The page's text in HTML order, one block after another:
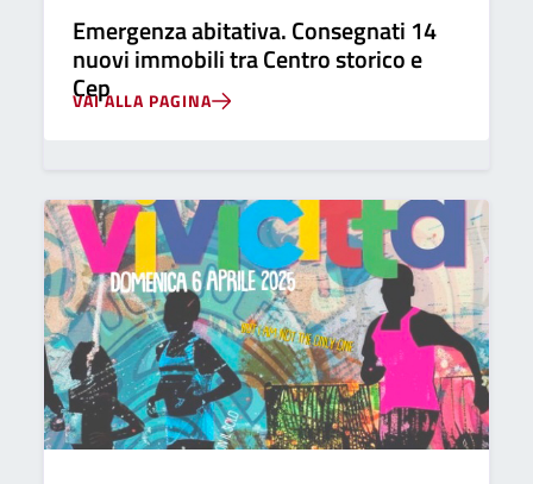
Emergenza abitativa. Consegnati 14
nuovi immobili tra Centro storico e
Cep
VAI ALLA PAGINA